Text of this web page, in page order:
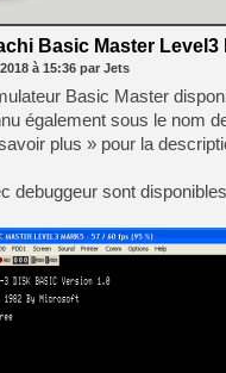
Basic Master Level3
à 15:36 par Jets
Basic Master
également sous le nom
plus » pour la
debuggeur sont